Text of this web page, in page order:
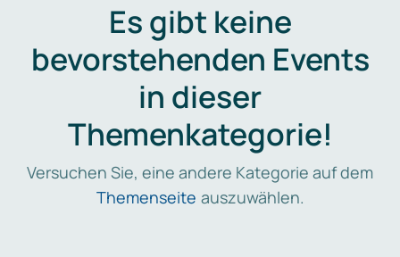
Es gibt keine
bevorstehenden Events
in dieser
Themenkategorie!
Versuchen Sie, eine andere Kategorie auf dem
Themenseite auszuwählen.